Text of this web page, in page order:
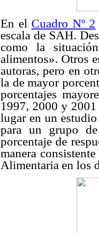
En el Cuadro Nº 2
escala de SAH.
como la
alimentos». Otros
autoras, pero en
la de mayor
porcentajes
1997, 2000 y
lugar en un
para un grupo
porcentaje de
manera
Alimentaria en los